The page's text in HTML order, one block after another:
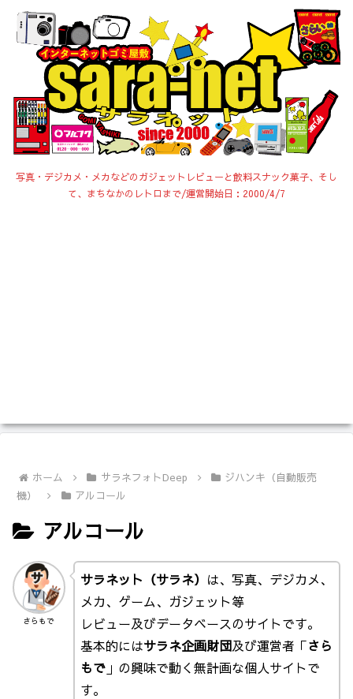
写真・デジカメ・メカなどのガジェットレビューと飲料スナック菓子、そし
て、まちなかのレトロまで/運営開始日：2000/4/7
ホーム サラネフォトDeep
ジハンキ（自動販売
機）
アルコール
アルコール
さらもで
サラネット（サラネ） は、写真、デジカメ、
メカ、ゲーム、ガジェット等
レビュー及びデータベースのサイトです。
基本的にはサラネ企画財団及び運営者「さら
もで」の興味で動く無計画な個人サイトで
す。